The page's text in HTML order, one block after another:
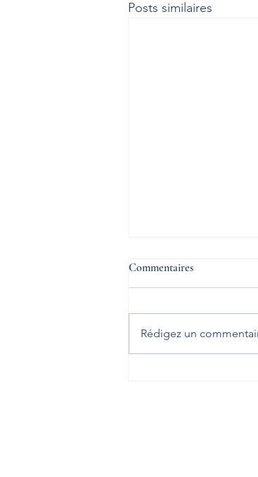
Posts similaires
L'inclusion est possible
Déficience ou
société qui refuse le
l’adaptation.
Commentaires
Rédigez un